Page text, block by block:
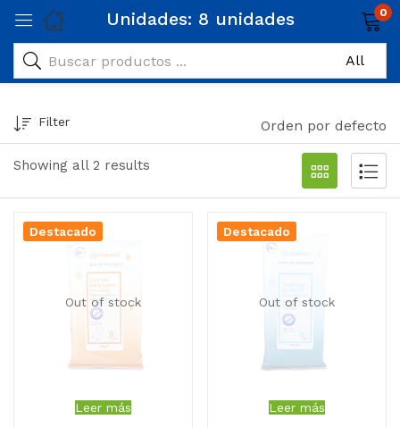
Unidades: 8 unidades 0
Showing all 2 results
Filter Orden por defecto
Out of stock
Leer más
Destacado
Out of stock
Leer más
Destacado